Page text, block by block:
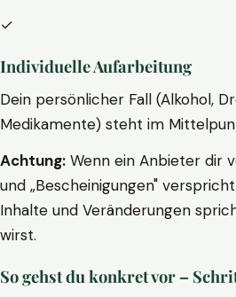
✓
Individuelle Aufarbeitung
Dein persönlicher Fall (Alkohol,
Medikamente) steht im
Achtung: Wenn ein Anbieter dir
und „Bescheinigungen"
Inhalte und Veränderungen
wirst.
So gehst du konkret vor –